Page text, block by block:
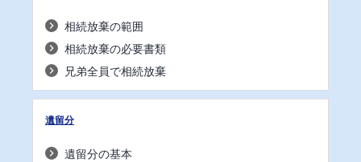
相続放棄の範囲
相続放棄の必要書類
兄弟全員で相続放棄
遺留分
遺留分の基本